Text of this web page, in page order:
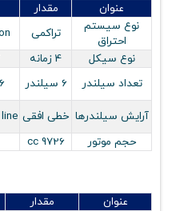
عنوان مقدار
نوع سيستم
احتراق
تراکمی
نوع سيكل
4 زمانه
تعداد سيلندر
6 سيلندر 6 cylinders
آرايش سيلندرها خطی افقی
حجم موتور
9726 cc
عنوان مقدار